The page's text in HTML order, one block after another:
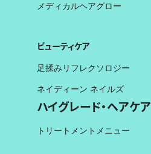
メディカルヘアグロー
ビューティケア
足揉みリフレクソロジー
ネイディーン ネイルズ
ハイグレード・ヘアケア
トリートメントメニュー